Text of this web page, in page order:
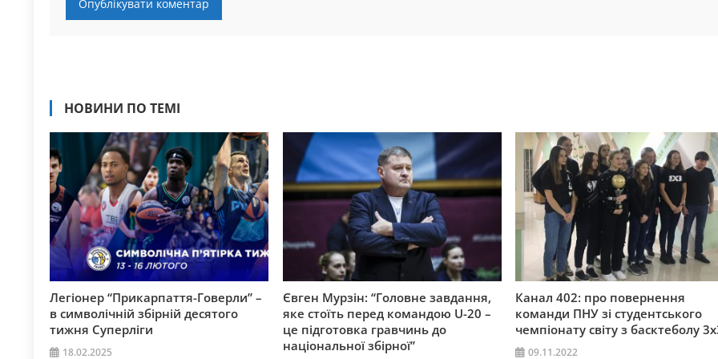
НОВИНИ ПО ТЕМІ
Легіонер “Прикарпаття-Говерли” –
в символічній збірній десятого
тижня Суперліги
18.02.2025
Євген Мурзін: “Головне завдання,
яке стоїть перед командою U-20 –
це підготовка гравчинь до
національної збірної”
Канал 402: про повернення
команди ПНУ зі студентського
чемпіонату світу з басктеболу
09.11.2022